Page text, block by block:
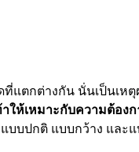
ที่แตกต่างกัน นั่นเป็นเห
าให้เหมาะกับความต้อง
บบปกติ แบบกว้าง และ